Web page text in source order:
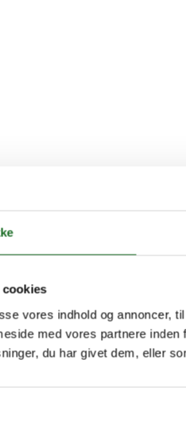
cookies
vores indhold og annoncer,
med vores partnere
du har givet dem, eller